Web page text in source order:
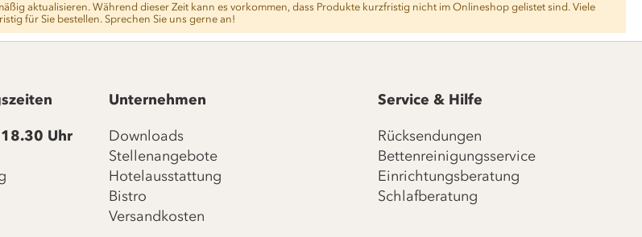
aktualisieren. Während dieser Zeit kann es vorkommen, dass Produkte kurzfristig nicht im Onlineshop gelistet sind. Viele
für Sie bestellen. Sprechen Sie uns gerne an!
Uhr
Unternehmen
Downloads
Stellenangebote
Hotelausstattung
Bistro
Versandkosten
Service & Hilfe
Rücksendungen
Bettenreinigungsservice
Einrichtungsberatung
Schlafberatung